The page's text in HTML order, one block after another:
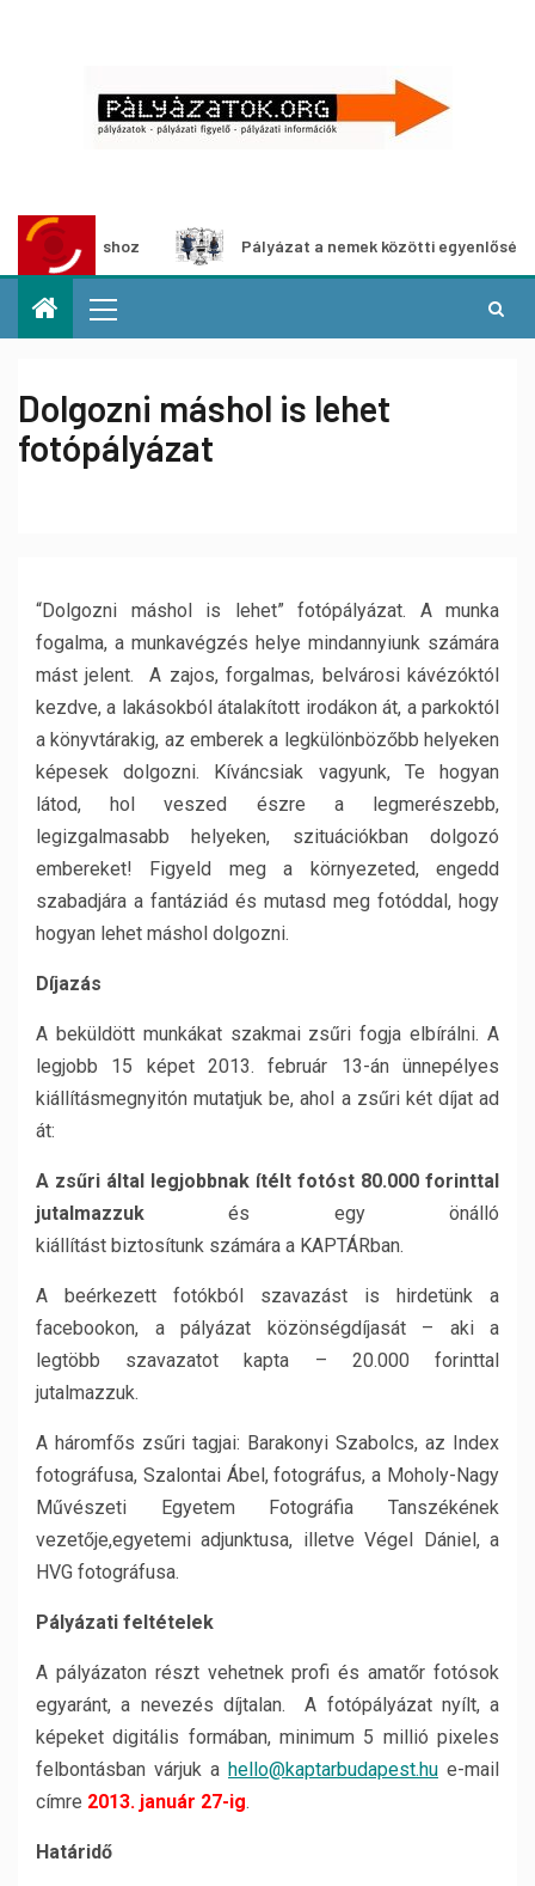
Pályázat a nemek közötti egyenlőség európai
Dolgozni máshol is lehet
fotópályázat
“Dolgozni máshol is lehet” fotópályázat. A munka
fogalma, a munkavégzés helye mindannyiunk számára
mást jelent. A zajos, forgalmas, belvárosi kávézóktól
kezdve, a lakásokból átalakított irodákon át, a parkoktól
a könyvtárakig, az emberek a legkülönbözőbb helyeken
képesek dolgozni. Kíváncsiak vagyunk, Te hogyan
látod, hol veszed észre a legmerészebb,
legizgalmasabb helyeken, szituációkban dolgozó
embereket! Figyeld meg a környezeted, engedd
szabadjára a fantáziád és mutasd meg fotóddal, hogy
hogyan lehet máshol dolgozni.
Díjazás
A beküldött munkákat szakmai zsűri fogja elbírálni. A
legjobb 15 képet 2013. február 13-án ünnepélyes
kiállításmegnyitón mutatjuk be, ahol a zsűri két díjat ad
át:
A zsűri által legjobbnak ítélt fotóst 80.000 forinttal
jutalmazzuk és egy önálló
kiállítást biztosítunk számára a KAPTÁRban.
A beérkezett fotókból szavazást is hirdetünk a
facebookon, a pályázat közönségdíjasát – aki a
legtöbb szavazatot kapta – 20.000 forinttal
jutalmazzuk.
A háromfős zsűri tagjai: Barakonyi Szabolcs, az Index
fotográfusa, Szalontai Ábel, fotográfus, a Moholy-Nagy
Művészeti Egyetem Fotográfia Tanszékének
vezetője,egyetemi adjunktusa, illetve Végel Dániel, a
HVG fotográfusa.
Pályázati feltételek
A pályázaton részt vehetnek profi és amatőr fotósok
egyaránt, a nevezés díjtalan. A fotópályázat nyílt, a
képeket digitális formában, minimum 5 millió pixeles
felbontásban várjuk a hello@kaptarbudapest.hu e-mail
címre 2013. január 27-ig.
Határidő